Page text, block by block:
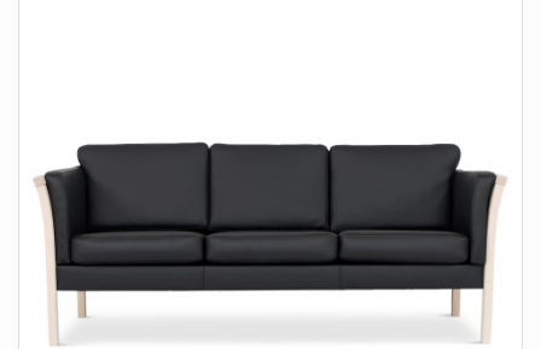
TÆPPER
+
LAMPER
ENTREMØBLER
HAVEMØBLER
OUTLET